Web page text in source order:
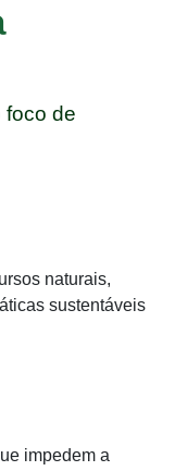
foco de
naturais,
sustentáveis
impedem a